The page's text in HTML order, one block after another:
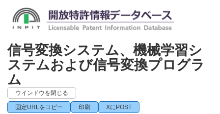
信号変換システム、機械学習シ
ステムおよび信号変換プログラ
ム
ウインドウを閉じる
固定URLをコピー 印刷 XにPOST